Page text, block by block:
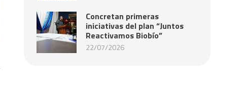
Concretan primeras
iniciativas del plan “Juntos
Reactivamos Biobío”
22/07/2026